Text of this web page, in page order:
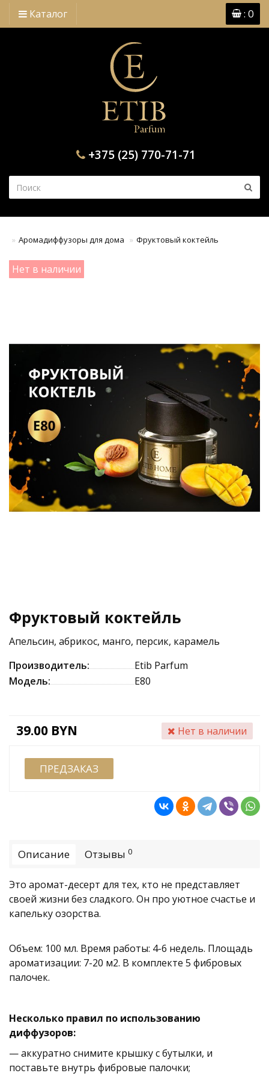
: 0
Каталог
+375 (25) 770-71-71
Аромадиффузоры для дома Фруктовый коктейль
Нет в наличии
Фруктовый коктейль
Апельсин, абрикос, манго, персик, карамель
Производитель:
Etib Parfum
Модель:
E80
39.00 BYN Нет в наличии
ПРЕДЗАКАЗ
Описание Отзывы 0
Это аромат-десерт для тех, кто не представляет
своей жизни без сладкого. Он про уютное счастье и
капельку озорства.
Объем: 100 мл. Время работы: 4-6 недель. Площадь
ароматизации: 7-20 м2. В комплекте 5 фибровых
палочек.
Несколько правил по использованию
диффузоров:
— аккуратно снимите крышку с бутылки, и
поставьте внутрь фибровые палочки;